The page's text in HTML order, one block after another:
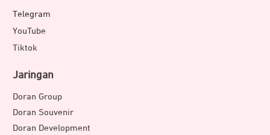
Telegram
YouTube
Tiktok
Jaringan
Doran Group
Doran Souvenir
Doran Development